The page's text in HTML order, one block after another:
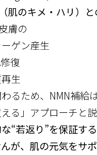
肌のキメ・ハリ）と
膚の
ゲン産生
復
生
るため、NMN補給
る」アプローチと説
“若返り”を保証す
が、肌の元気をサ